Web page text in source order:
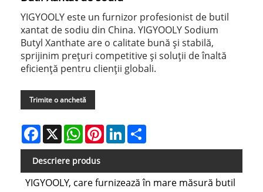
YIGYOOLY este un furnizor profesionist de butil
xantat de sodiu din China. YIGYOOLY Sodium
Butyl Xanthate are o calitate bună și stabilă,
sprijinim prețuri competitive și soluții de înaltă
eficiență pentru clienții globali.
Trimite o anchetă
Facebook
X WhatsAppPinterestLinkedIn
Descriere produs
YIGYOOLY, care furnizează în mare măsură butil